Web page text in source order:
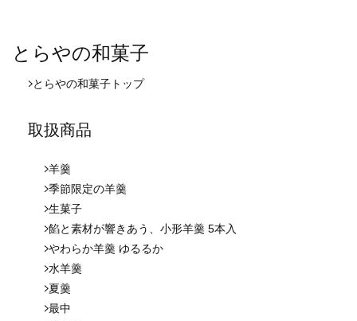
とらやの和菓子
とらやの和菓子 トップ
取扱商品
羊羹
季節限定の羊羹
生菓子
餡と素材が響きあう、小形羊羹 5本入
やわらか羊羹 ゆるるか
水羊羹
夏羹
最中